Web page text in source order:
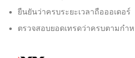
ยืนยันว่าครบระยะเวลาถือออเดอร์
ตรวจสอบยอดเทรดว่าครบตามกำ